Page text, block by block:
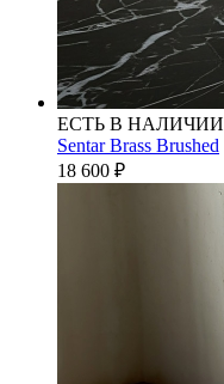
ЕСТЬ В НАЛИЧИИ
Sentar Brass Brushed
18 600 ₽